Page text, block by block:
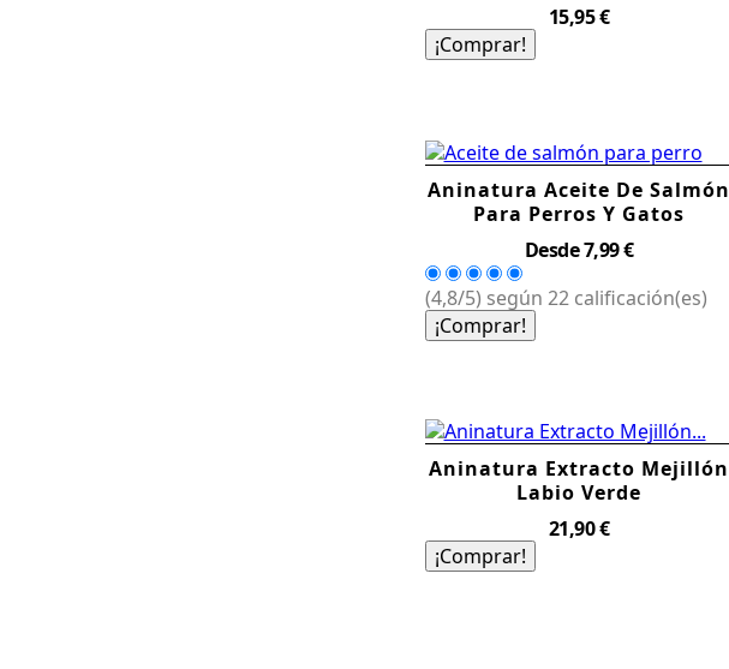
Precio
15,95 €
¡Comprar!
Aninatura Aceite De Salmón
Para Perros Y Gatos
DesdePrecio
7,99 €
(4,8/5) según 22 calificación(es)
¡Comprar!
Aninatura Extracto Mejillón
Labio Verde
Precio
21,90 €
¡Comprar!